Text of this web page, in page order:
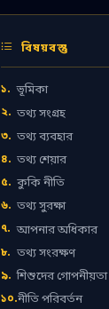
বিষয়বস্তু
১. ভূমিকা
২. তথ্য সংগ্রহ
৩. তথ্য ব্যবহার
৪. তথ্য শেয়ার
৫. কুকি নীতি
৬. তথ্য সুরক্ষা
৭. আপনার অধিকার
৮. তথ্য সংরক্ষণ
৯. শিশুদের গোপনীয়তা
১০.নীতি পরিবর্তন